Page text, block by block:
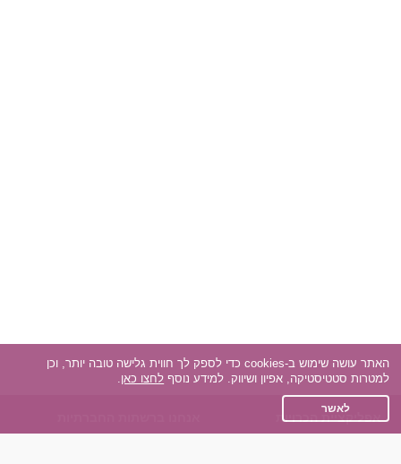
אפליקציית הכרויות
האתר עושה שימוש ב-cookies כדי לספק לך חווית גלישה טובה יותר, וכן
למטרות סטטיסטיקה, אפיון ושיווק. למידע נוסף לחצו כאן.
לאשר